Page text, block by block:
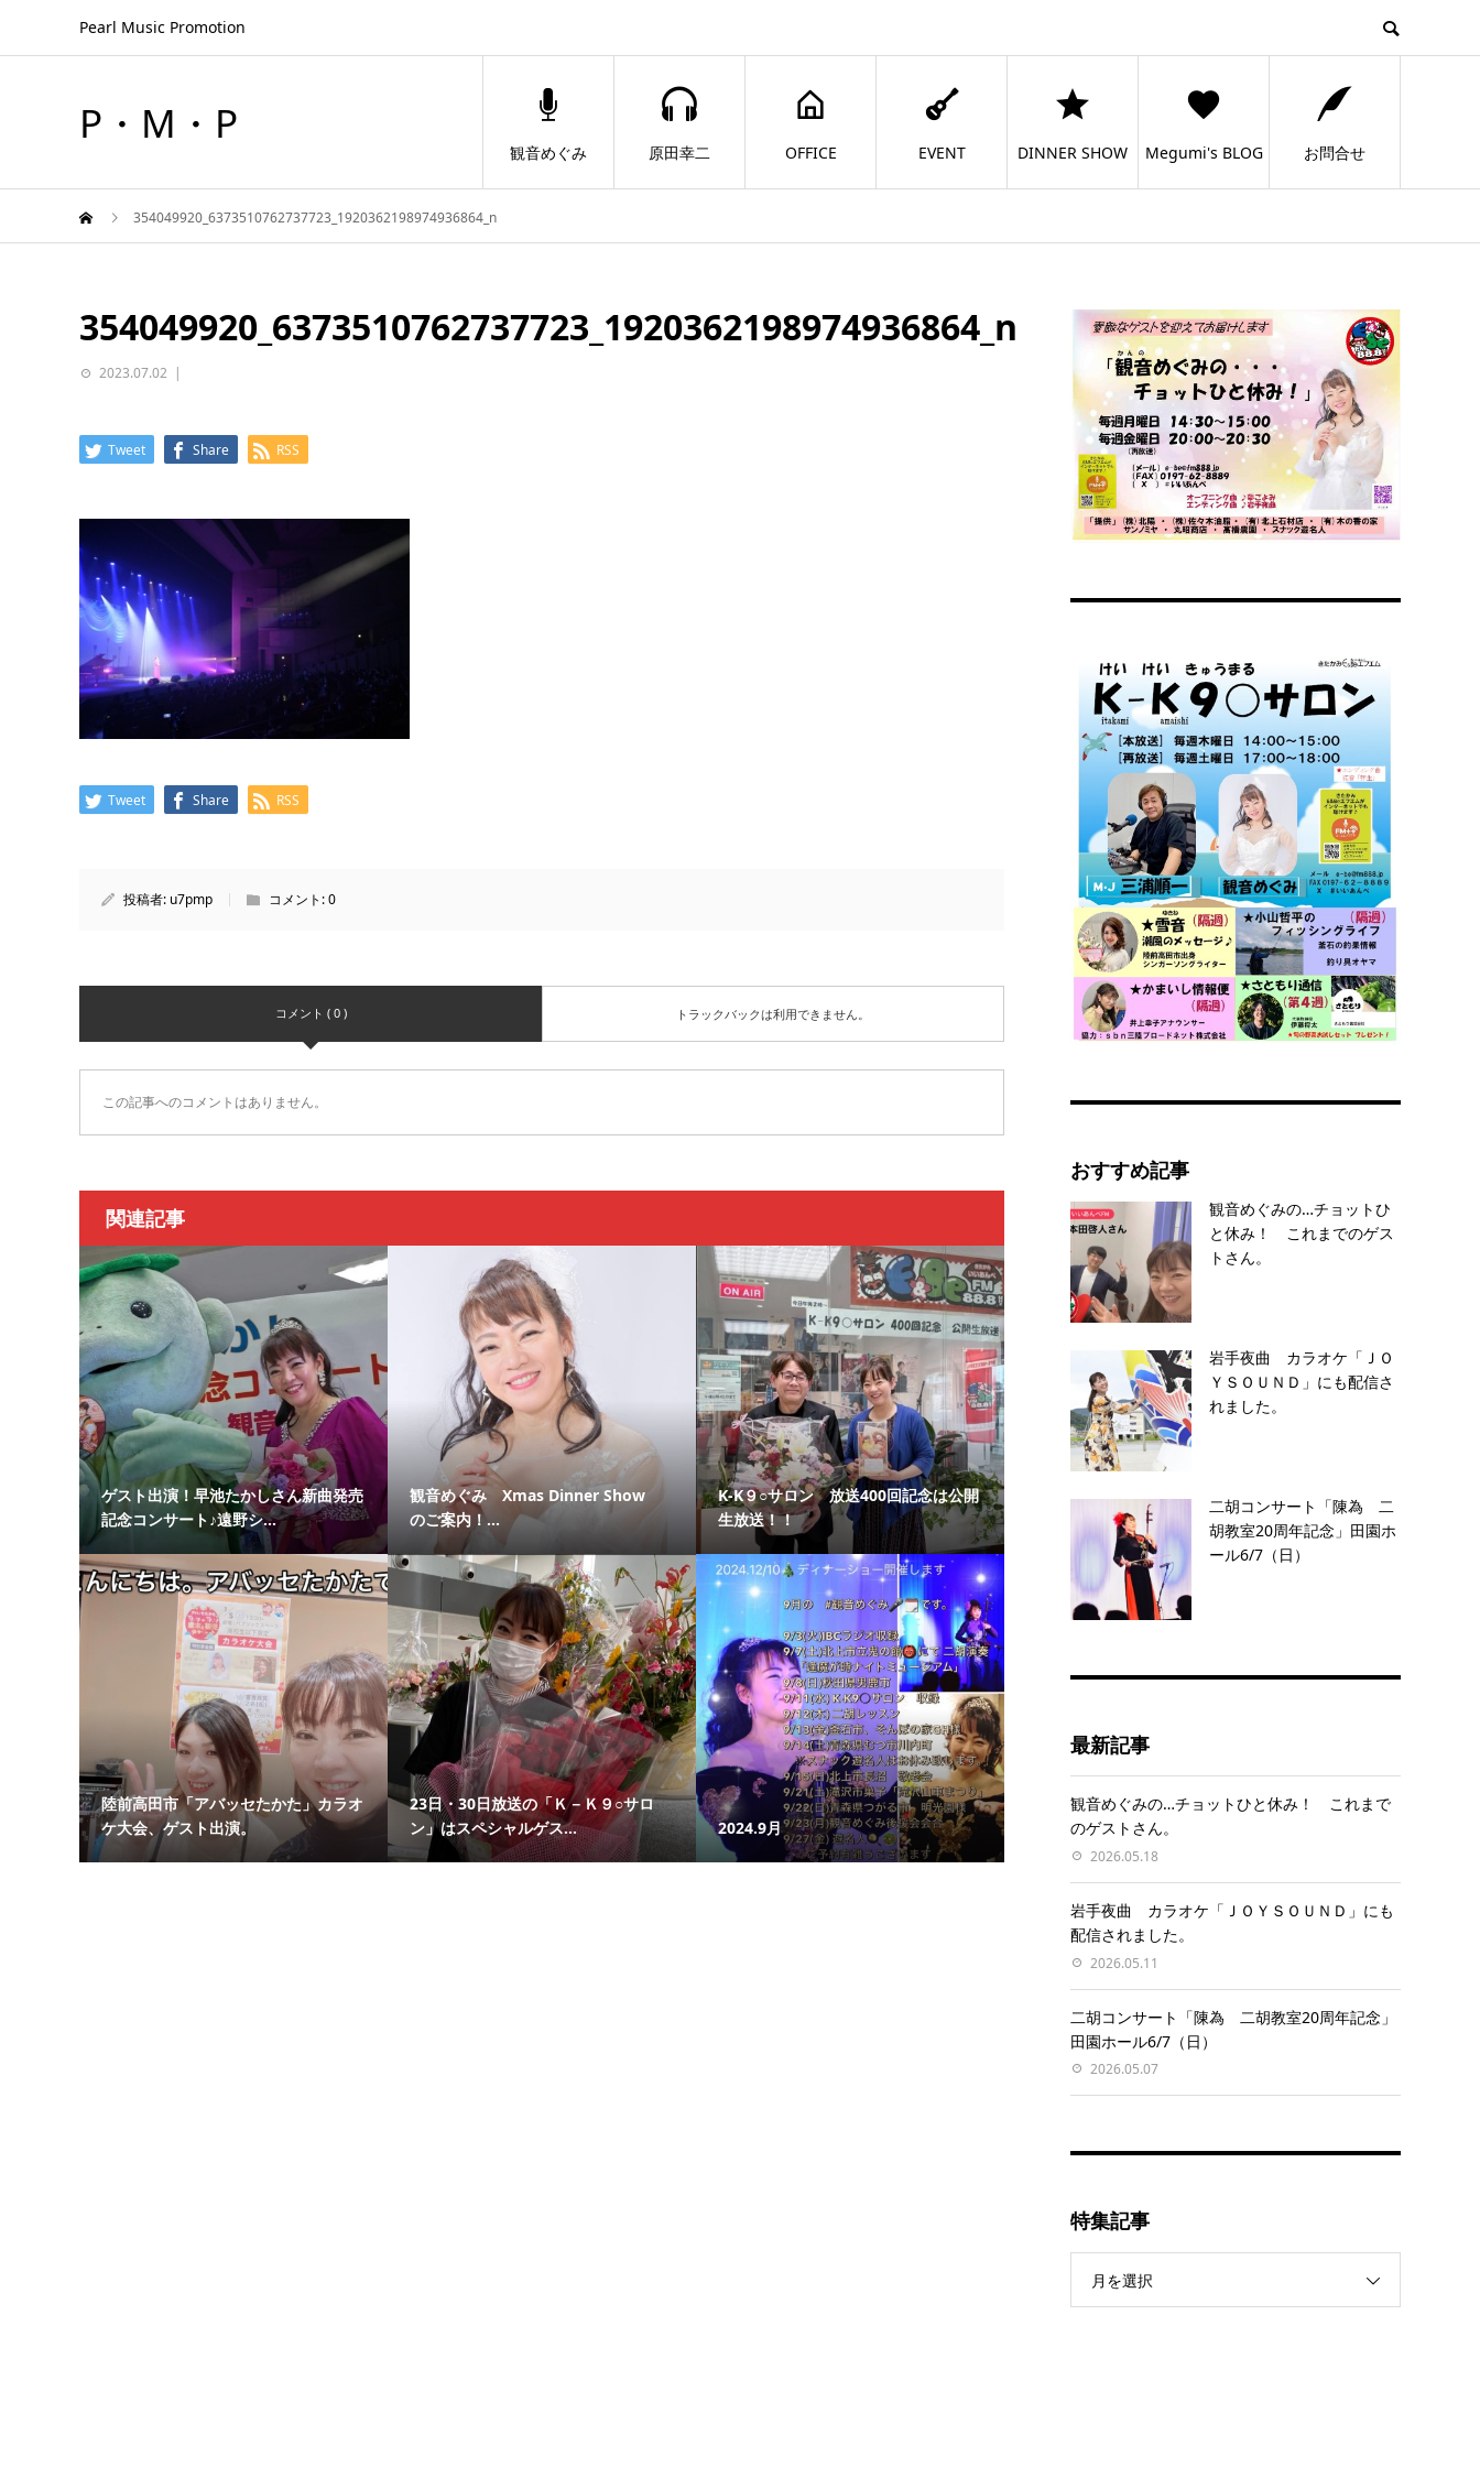
Pearl Music Promotion
P・M・P
観音めぐみ 原田幸二 OFFICE EVENT DINNER SHOW Megumi's BLOG お問合せ
354049920_6373510762737723_1920362198974936864_n
354049920_6373510762737723_1920362198974936864_n
2023.07.02
Tweet Share RSS
Tweet Share RSS
投稿者: u7pmp コメント:0
コメント ( 0 ) トラックバックは利用できません。
この記事へのコメントはありません。
関連記事
ゲスト出演！早池たかしさん新曲発売
記念コンサート♪遠野シ...
観音めぐみ Xmas Dinner Show
のご案内！...
K-K９○サロン 放送400回記念は公開
生放送！！
陸前高田市「アバッセたかた」カラオ
ケ大会、ゲスト出演。
23日・30日放送の「Ｋ－Ｋ９○サロ
ン」はスペシャルゲス...
2024.9月
おすすめ記事
観音めぐみの…チョットひ
と休み！ これまでのゲス
トさん。
岩手夜曲 カラオケ「ＪＯ
ＹＳＯＵＮＤ」にも配信さ
れました。
二胡コンサート「陳為 二
胡教室20周年記念」田園ホ
ール6/7（日）
最新記事
観音めぐみの…チョットひと休み！ これまで
のゲストさん。
2026.05.18
岩手夜曲 カラオケ「ＪＯＹＳＯＵＮＤ」にも
配信されました。
2026.05.11
二胡コンサート「陳為 二胡教室20周年記念」
田園ホール6/7（日）
2026.05.07
特集記事
月を選択